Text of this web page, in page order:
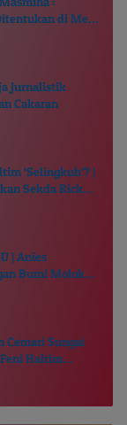
di Meja
Jurnalistik
Cakaran
‘Selingkuh’? |
Sekda Ricky
| Anies
Bumi Moloku
Cemari Sungai
Haltim